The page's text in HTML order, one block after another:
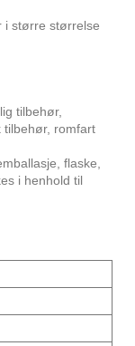
i større størrelse
tilbehør,
tilbehør, romfart
flaske,
i henhold til